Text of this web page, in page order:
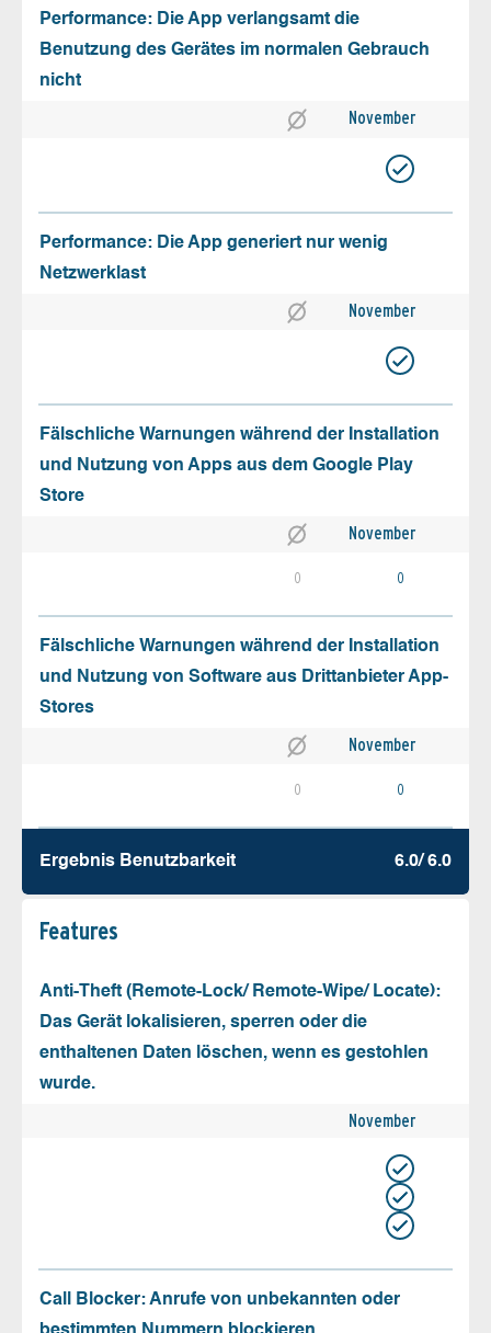
Performance: Die App verlangsamt die
Benutzung des Gerätes im normalen Gebrauch
nicht
November
Performance: Die App generiert nur wenig
Netzwerklast
November
Fälschliche Warnungen während der Installation
und Nutzung von Apps aus dem Google Play
Store
November
0 0
Fälschliche Warnungen während der Installation
und Nutzung von Software aus Drittanbieter App-
Stores
November
0 0
Ergebnis Benutz­barkeit 6.0/ 6.0
Features
Anti-Theft (Remote-Lock/ Remote-Wipe/ Locate):
Das Gerät lokalisieren, sperren oder die
enthaltenen Daten löschen, wenn es gestohlen
wurde.
November
Call Blocker: Anrufe von unbekannten oder